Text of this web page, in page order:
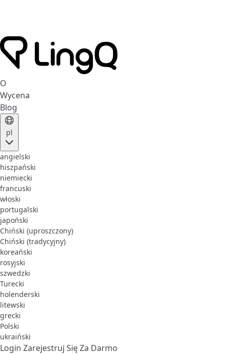
O
Wycena
Blog
pl
angielski
hiszpański
niemiecki
francuski
włoski
portugalski
japoński
Chiński (uproszczony)
Chiński (tradycyjny)
koreański
rosyjski
szwedzki
Turecki
holenderski
litewski
grecki
Polski
ukraiński
Login Zarejestruj Się Za Darmo